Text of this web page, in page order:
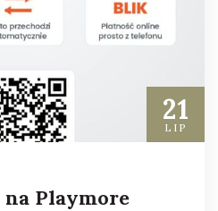
21
LIP
Playmore